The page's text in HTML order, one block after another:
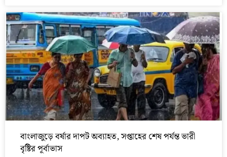
বাংলাজুড়ে বর্ষার দাপট অব্যাহত, সপ্তাহের শেষ পর্যন্ত ভারী
বৃষ্টির পূর্বাভাস